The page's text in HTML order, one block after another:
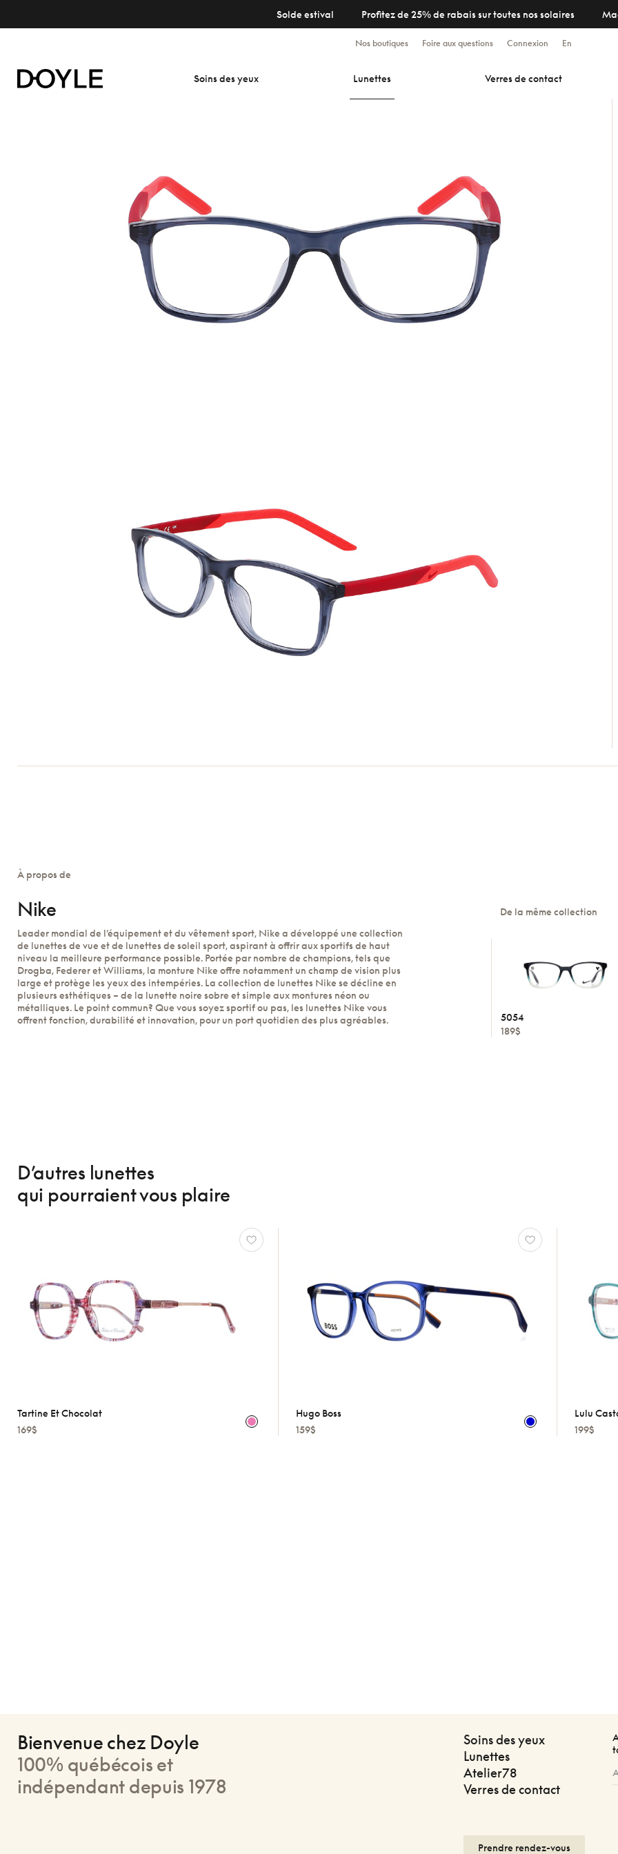
Solde estival Profitez de 25% de rabais sur toutes nos solaires
Nos boutiques Foire aux questions Connexion En
Soins des yeux Lunettes Verres de contact
À propos de
Nike
Leader mondial de l’équipement et du vêtement sport, Nike a développé une collection
de lunettes de vue et de lunettes de soleil sport, aspirant à offrir aux sportifs de haut
niveau la meilleure performance possible. Portée par nombre de champions, tels que
Drogba, Federer et Williams, la monture Nike offre notamment un champ de vision plus
large et protège les yeux des intempéries. La collection de lunettes Nike se décline en
plusieurs esthétiques – de la lunette noire sobre et simple aux montures néon ou
métalliques. Le point commun? Que vous soyez sportif ou pas, les lunettes Nike vous
offrent fonction, durabilité et innovation, pour un port quotidien des plus agréables.
De la même collection
5054
189$
D’autres lunettes
qui pourraient vous plaire
Tartine Et Chocolat
169$
Hugo Boss
159$
Lulu
199$
Bienvenue chez Doyle
100% québécois et
indépendant depuis 1978
Soins des yeux
Lunettes
Atelier78
Verres de contact
Prendre rendez-vous